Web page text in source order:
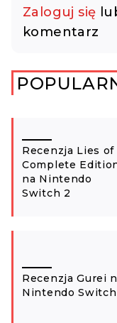
Zaloguj się
komentarz
Recenzja Lies of
Complete
na Nintendo
Switch 2
Recenzja Gurei
Nintendo Switch